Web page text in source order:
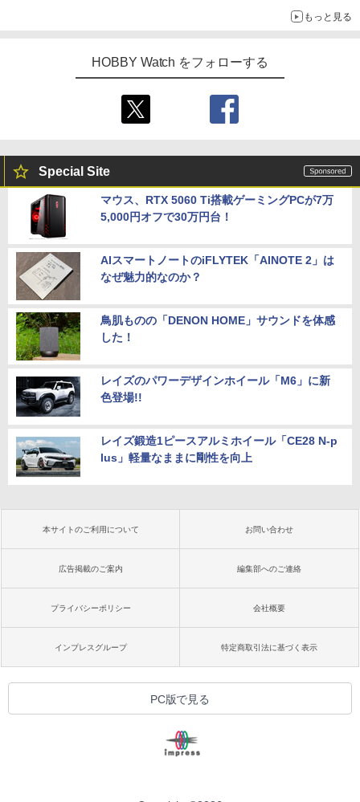
もっと見る
HOBBY Watch をフォローする
Special Site
マウス、RTX 5060 Ti搭載ゲーミングPCが7万
5,000円オフで30万円台！
AIスマートノートのiFLYTEK「AINOTE 2」は
なぜ魅力的なのか？
鳥肌ものの「DENON HOME」サウンドを体感
した！
レイズのパワーデザインホイール「M6」に新
色登場!!
レイズ鍛造1ピースアルミホイール「CE28 N-p
lus」軽量なままに剛性を向上
本サイトのご利用について お問い合わせ
広告掲載のご案内 編集部へのご連絡
プライバシーポリシー 会社概要
インプレスグループ 特定商取引法に基づく表示
PC版で見る